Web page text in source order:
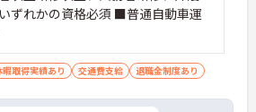
ずれかの資格必須 ■普通自動車運
取得実績あり 交通費支給 退職金制度あり